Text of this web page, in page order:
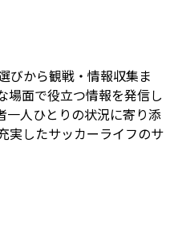
びから観戦・情報収集ま
場面で役立つ情報を発信し
一人ひとりの状況に寄り添
実したサッカーライフのサ